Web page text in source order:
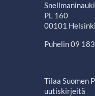
PL 160
00101 Helsinki
Puhelin 09
Tilaa Suomen
uutiskirjeitä